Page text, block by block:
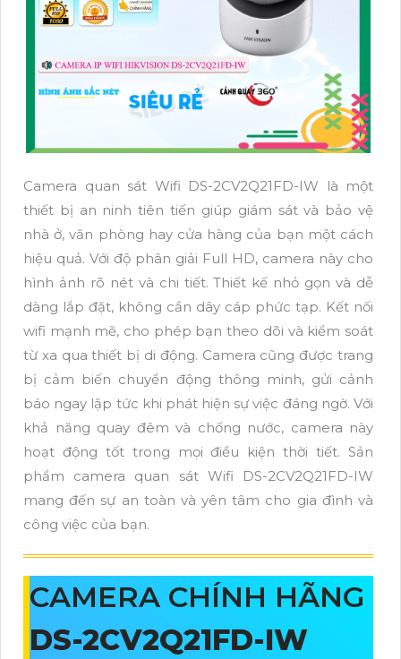
Camera quan sát Wifi DS-2CV2Q21FD-IW là một
thiết bị an ninh tiên tiến giúp giám sát và bảo vệ
nhà ở, văn phòng hay cửa hàng của bạn một cách
hiệu quả. Với độ phân giải Full HD, camera này cho
hình ảnh rõ nét và chi tiết. Thiết kế nhỏ gọn và dễ
dàng lắp đặt, không cần dây cáp phức tạp. Kết nối
wifi mạnh mẽ, cho phép bạn theo dõi và kiểm soát
từ xa qua thiết bị di động. Camera cũng được trang
bị cảm biến chuyển động thông minh, gửi cảnh
báo ngay lập tức khi phát hiện sự việc đáng ngờ. Với
khả năng quay đêm và chống nước, camera này
hoạt động tốt trong mọi điều kiện thời tiết. Sản
phẩm camera quan sát Wifi DS-2CV2Q21FD-IW
mang đến sự an toàn và yên tâm cho gia đình và
công việc của bạn.
CAMERA CHÍNH HÃNG
DS-2CV2Q21FD-IW